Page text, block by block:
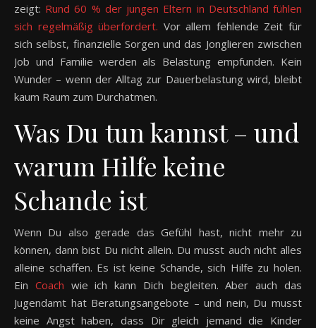
zeigt: Rund 60 % der jungen Eltern in Deutschland fühlen
sich regelmäßig überfordert. Vor allem fehlende Zeit für
sich selbst, finanzielle Sorgen und das Jonglieren zwischen
Job und Familie werden als Belastung empfunden. Kein
Wunder – wenn der Alltag zur Dauerbelastung wird, bleibt
kaum Raum zum Durchatmen.
Was Du tun kannst – und
warum Hilfe keine
Schande ist
Wenn Du also gerade das Gefühl hast, nicht mehr zu
können, dann bist Du nicht allein. Du musst auch nicht alles
alleine schaffen. Es ist keine Schande, sich Hilfe zu holen.
Ein Coach wie ich kann Dich begleiten. Aber auch das
Jugendamt hat Beratungsangebote – und nein, Du musst
keine Angst haben, dass Dir gleich jemand die Kinder